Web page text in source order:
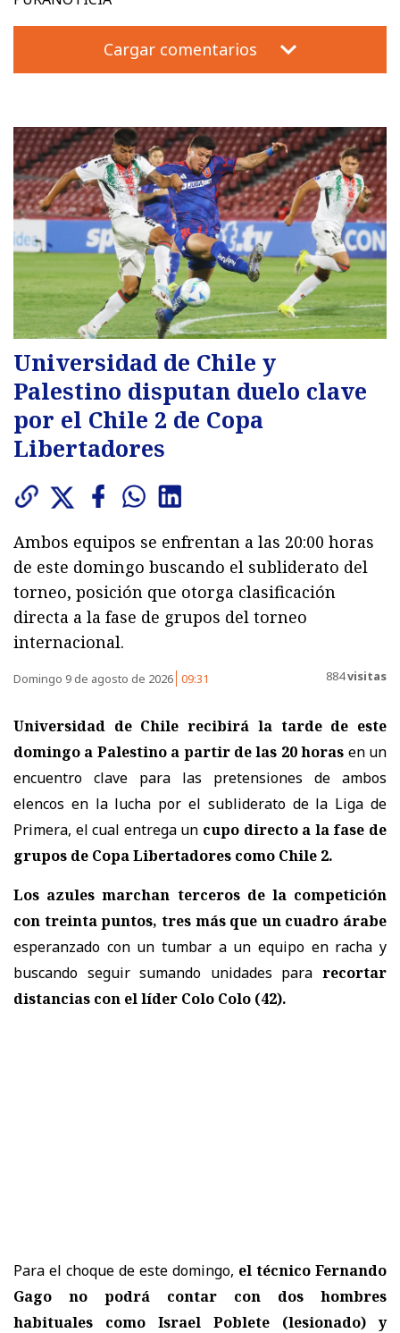
Cargar comentarios
Universidad de Chile y
Palestino disputan duelo clave
por el Chile 2 de Copa
Libertadores
Ambos equipos se enfrentan a las 20:00 horas
de este domingo buscando el subliderato del
torneo, posición que otorga clasificación
directa a la fase de grupos del torneo
internacional.
Domingo 9 de agosto de 2026 09:31 884visitas
Universidad de Chile recibirá la tarde de este
domingo a Palestino a partir de las 20 horas en un
encuentro clave para las pretensiones de ambos
elencos en la lucha por el subliderato de la Liga de
Primera, el cual entrega un cupo directo a la fase de
grupos de Copa Libertadores como Chile 2.
Los azules marchan terceros de la competición
con treinta puntos, tres más que un cuadro árabe
esperanzado con un tumbar a un equipo en racha y
buscando seguir sumando unidades para recortar
distancias con el líder Colo Colo (42).
Para el choque de este domingo, el técnico Fernando
Gago no podrá contar con dos hombres
habituales
como Israel Poblete (lesionado) y